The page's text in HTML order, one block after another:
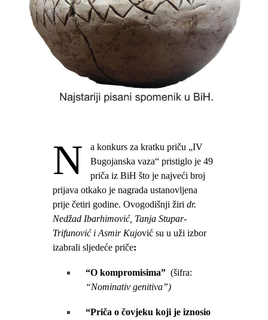
N
a konkurs za kratku priču „IV
Bugojanska vaza“ pristiglo je 49
priča iz BiH što je najveći broj
prijava otkako je nagrada ustanovljena
prije četiri godine. Ovogodišnji žiri dr.
Nedžad Ibarhimović, Tanja Stupar-
Trifunović i Asmir Kujović su u uži izbor
izabrali sljedeće priče:
“O kompromisima”(šifra:
“Nominativ genitiva”)
“Priča o čovjeku koji je iznosio